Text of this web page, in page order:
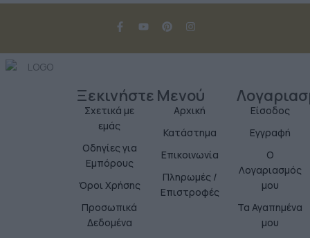
Ξεκινήστε
Σχετικά με
εμάς
Οδηγίες για
Εμπόρους
Όροι Χρήσης
Προσωπικά
Δεδομένα
Μενού
Αρχική
Κατάστημα
Επικοινωνία
Πληρωμές /
Επιστροφές
Είσοδος
Εγγραφή
Ο
Λογαριασμός
μου
Τα Αγαπημένα
μου